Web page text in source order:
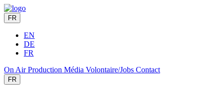
FR
EN
DE
FR
On AirProduction Média Volontaire/Jobs Contact
FR